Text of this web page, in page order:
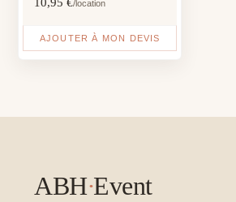
/location
AJOUTER À MON DEVIS
ABH·Event